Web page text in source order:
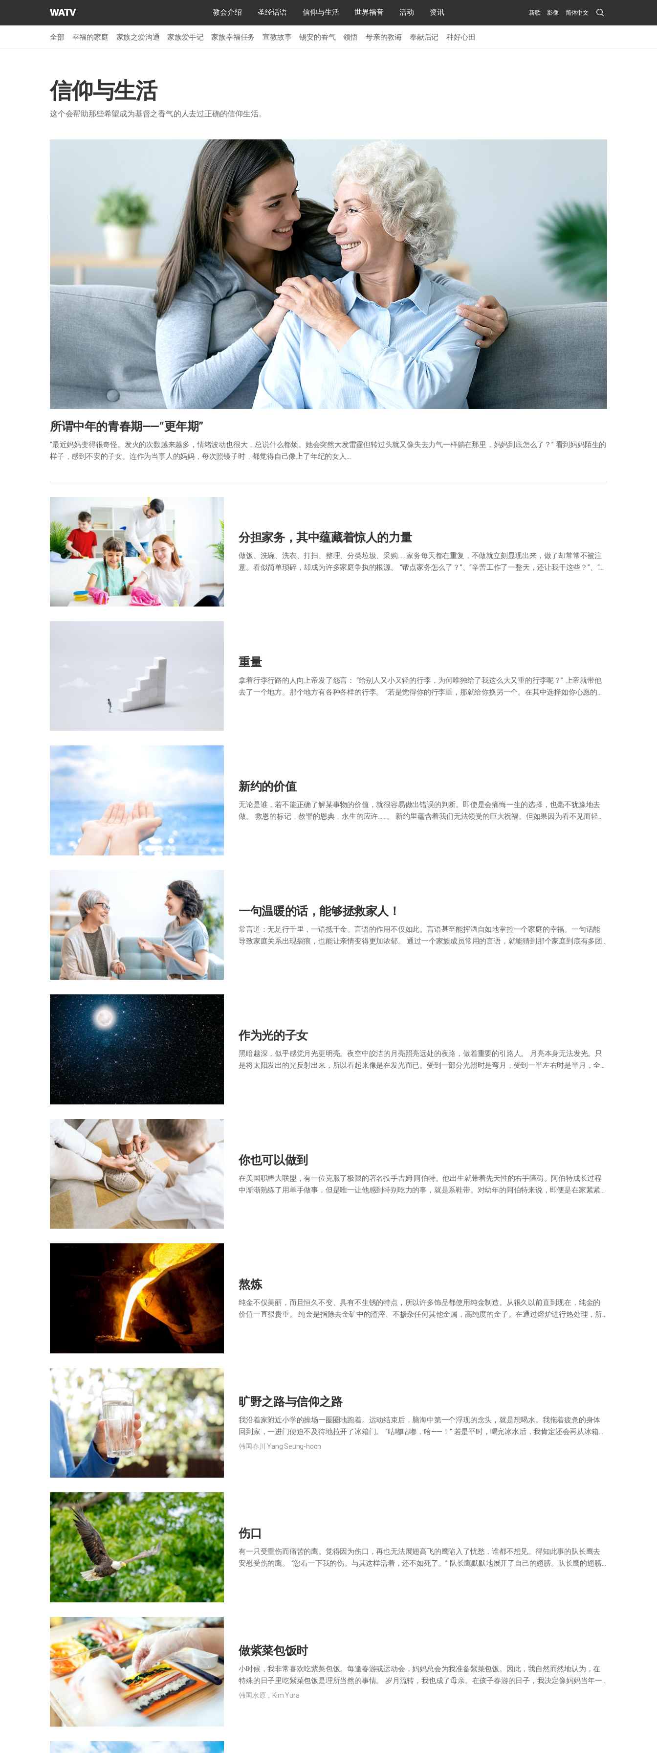
上
的
界
福
宣
协
教会介绍 圣经话语 信仰与生活 世界福音 活动 资讯 新歌 影像 简体中文 Search
Submit
全部 幸福的家庭 家族之爱沟通 家族爱手记 家族幸福任务 宣教故事 锡安的香气 领悟 母亲的教诲 奉献后记 种好心田
信仰与生活
这个会帮助那些希望成为基督之香气的人去过正确的信仰生活。
所谓中年的青春期——“更年期”
“最近妈妈变得很奇怪。发火的次数越来越多，情绪波动也很大，总说什么都烦。她会突然大发雷霆但转过头就又像失去力气一样躺在那里，妈妈到底怎么了？” 看到妈妈陌生的
样子，感到不安的子女。连作为当事人的妈妈，每次照镜子时，都觉得自己像上了年纪的女人…
分担家务，其中蕴藏着惊人的力量
做饭、洗碗、洗衣、打扫、整理、分类垃圾、采购……家务每天都在重复，不做就立刻显现出来，做了却常常不被注
意。看似简单琐碎，却成为许多家庭争执的根源。 “帮点家务怎么了？”、“辛苦工作了一整天，还让我干这些？”、“反
重量
拿着行李行路的人向上帝发了怨言： “给别人又小又轻的行李，为何唯独给了我这么大又重的行李呢？” 上帝就带他
去了一个地方。那个地方有各种各样的行李。 “若是觉得你的行李重，那就给你换另一个。在其中选择如你心愿的行
新约的价值
无论是谁，若不能正确了解某事物的价值，就很容易做出错误的判断。即使是会痛悔一生的选择，也毫不犹豫地去
做。 救恩的标记，赦罪的恩典，永生的应许……。 新约里蕴含着我们无法领受的巨大祝福。但如果因为看不见而轻视
一句温暖的话，能够拯救家人！
常言道：无足行千里，一语抵千金。言语的作用不仅如此。言语甚至能挥洒自如地掌控一个家庭的幸福。一句话能
导致家庭关系出现裂痕，也能让亲情变得更加浓郁。 通过一个家族成员常用的言语，就能猜到那个家庭到底有多团
作为光的子女
黑暗越深，似乎感觉月光更明亮。夜空中皎洁的月亮照亮远处的夜路，做着重要的引路人。 月亮本身无法发光。只
是将太阳发出的光反射出来，所以看起来像是在发光而已。受到一部分光照时是弯月，受到一半左右时是半月，全
你也可以做到
在美国职棒大联盟，有一位克服了极限的著名投手吉姆·阿伯特。他出生就带着先天性的右手障碍。阿伯特成长过程
中渐渐熟练了用单手做事，但是唯一让他感到特别吃力的事，就是系鞋带。对幼年的阿伯特来说，即便是在家紧紧
熬炼
纯金不仅美丽，而且恒久不变、具有不生锈的特点，所以许多饰品都使用纯金制造。从很久以前直到现在，纯金的
价值一直很贵重。 纯金是指除去金矿中的渣滓、不掺杂任何其他金属，高纯度的金子。在通过熔炉进行热处理，所
旷野之路与信仰之路
我沿着家附近小学的操场一圈圈地跑着。运动结束后，脑海中第一个浮现的念头，就是想喝水。我拖着疲惫的身体
回到家，一进门便迫不及待地拉开了冰箱门。 “咕嘟咕嘟，哈——！” 若是平时，喝完冰水后，我肯定还会再从冰箱里
拿出冰淇淋吃，才觉得满足。但那天…
韩国春川 Yang Seung-hoon
伤口
有一只受重伤而痛苦的鹰。觉得因为伤口，再也无法展翅高飞的鹰陷入了忧愁，谁都不想见。得知此事的队长鹰去
安慰受伤的鹰。 “您看一下我的伤。与其这样活着，还不如死了。” 队长鹰默默地展开了自己的翅膀。队长鹰的翅膀
做紫菜包饭时
小时候，我非常喜欢吃紫菜包饭。每逢春游或运动会，妈妈总会为我准备紫菜包饭。因此，我自然而然地认为，在
特殊的日子里吃紫菜包饭是理所当然的事情。 岁月流转，我也成了母亲。在孩子春游的日子，我决定像妈妈当年一
样，为孩子准备紫菜包饭。然而，我这才意…
韩国水原，Kim Yura